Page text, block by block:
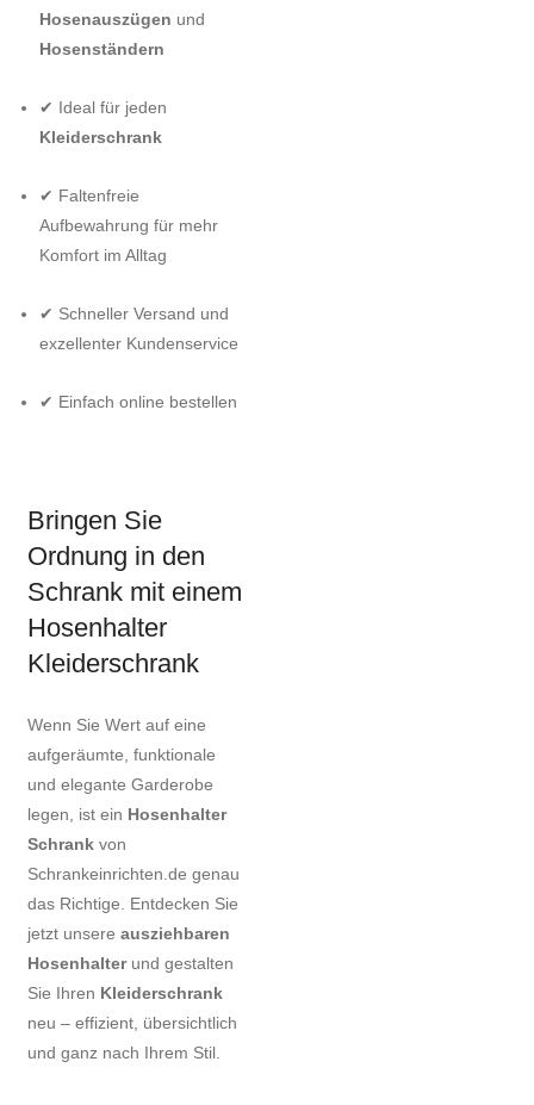
Hosenauszügen und
Hosenständern
✔ Ideal für jeden
Kleiderschrank
✔ Faltenfreie
Aufbewahrung für mehr
Komfort im Alltag
✔ Schneller Versand und
exzellenter Kundenservice
✔ Einfach online bestellen
Bringen Sie
Ordnung in den
Schrank mit einem
Hosenhalter
Kleiderschrank
Wenn Sie Wert auf eine
aufgeräumte, funktionale
und elegante Garderobe
legen, ist ein Hosenhalter
Schrank von
Schrankeinrichten.de genau
das Richtige. Entdecken Sie
jetzt unsere ausziehbaren
Hosenhalterund gestalten
Sie Ihren Kleiderschrank
neu – effizient, übersichtlich
und ganz nach Ihrem Stil.